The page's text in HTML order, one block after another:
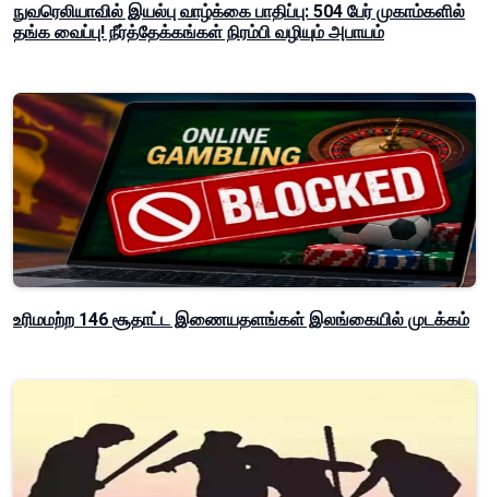
நுவரெலியாவில் இயல்பு வாழ்க்கை பாதிப்பு: 504 பேர் முகாம்களில்
தங்க வைப்பு! நீர்த்தேக்கங்கள் நிரம்பி வழியும் அபாயம்
உரிமமற்ற 146 சூதாட்ட இணையதளங்கள் இலங்கையில் முடக்கம்